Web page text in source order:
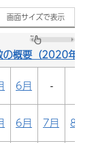
画面サイズで表示
の概要（2020年
6月 -
6月 7月
8月